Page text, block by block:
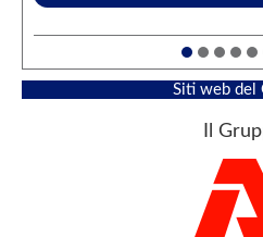
Siti web del
Il